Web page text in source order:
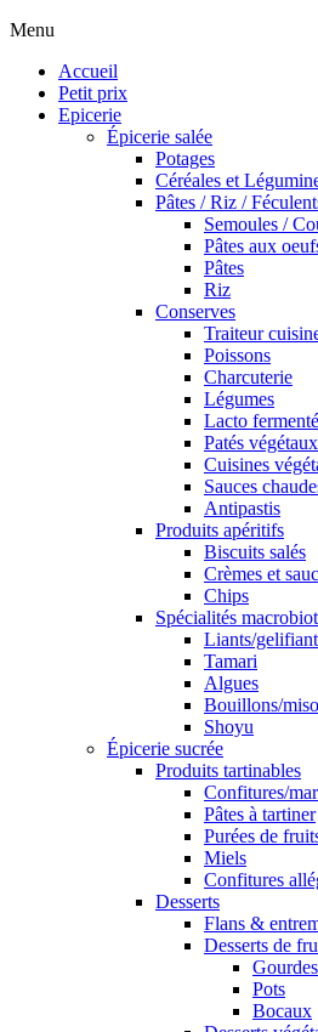
Menu
Accueil
Petit prix
Epicerie
Épicerie salée
Potages
Céréales et
Pâtes / Riz /
Semoules /
Pâtes aux
Pâtes
Riz
Conserves
Traiteur
Poissons
Charcuterie
Légumes
Lacto fermenté
Patés végétaux
Cuisines
Sauces
Antipastis
Produits apéritifs
Biscuits salés
Crèmes et
Chips
Spécialités
Liants/
Tamari
Algues
Bouillons/miso
Shoyu
Épicerie sucrée
Produits tartinables
Confitures/
Pâtes à tartiner
Purées de
Miels
Confitures
Desserts
Flans &
Desserts de
Gourdes
Pots
Bocaux